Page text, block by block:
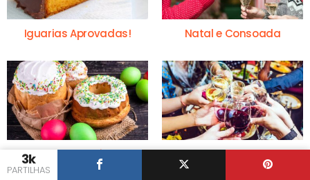
3k
PARTILHAS
Iguarias Aprovadas! Natal e Consoada
Receitas da Páscoa Passagem do Ano